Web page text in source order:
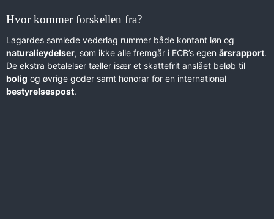
Hvor kommer forskellen fra?
Lagardes samlede vederlag rummer både kontant løn og
naturalieydelser, som ikke alle fremgår i ECB’s egen årsrapport.
De ekstra betalelser tæller især et skattefrit anslået beløb til
bolig og øvrige goder samt honorar for en international
bestyrelsespost.